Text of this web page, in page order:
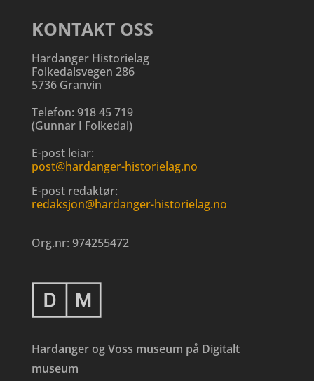
KONTAKT OSS
Hardanger Historielag
Folkedalsvegen 286
5736 Granvin
Telefon: 918 45 719
(Gunnar I Folkedal)
E-post leiar:
post@hardanger-historielag.no
E-post redaktør:
redaksjon@hardanger-historielag.no
Org.nr: 974255472
Hardanger og Voss museum på Digitalt
museum